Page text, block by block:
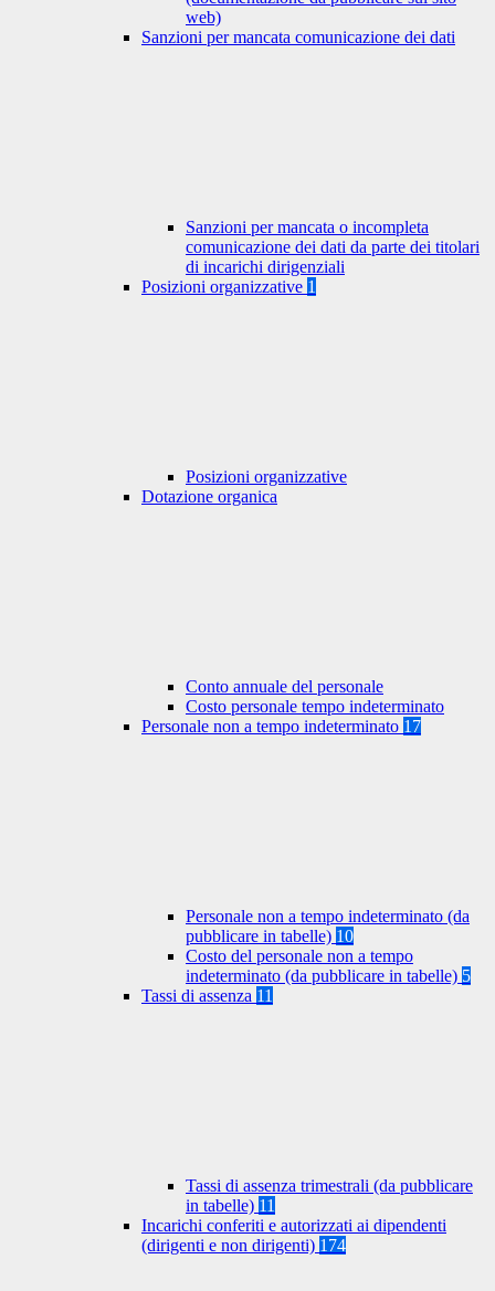
web)
Sanzioni per mancata comunicazione dei dati
Sanzioni per mancata o incompleta
comunicazione dei dati da parte dei titolari
di incarichi dirigenziali
Posizioni organizzative 1
Posizioni organizzative
Dotazione organica
Conto annuale del personale
Costo personale tempo indeterminato
Personale non a tempo indeterminato 17
Personale non a tempo indeterminato (da
pubblicare in tabelle) 10
Costo del personale non a tempo
indeterminato (da pubblicare in tabelle) 5
Tassi di assenza 11
Tassi di assenza trimestrali (da pubblicare
in tabelle) 11
Incarichi conferiti e autorizzati ai dipendenti
(dirigenti e non dirigenti) 174